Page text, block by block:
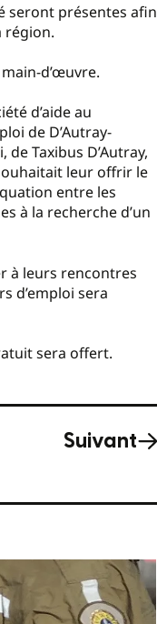
seront présentes afin
région.
d’œuvre.
d’aide au
de D’Autray-
Taxibus D’Autray,
leur offrir le
entre les
à la recherche d’un
à leurs rencontres
d’emploi sera
sera offert.
Suivant